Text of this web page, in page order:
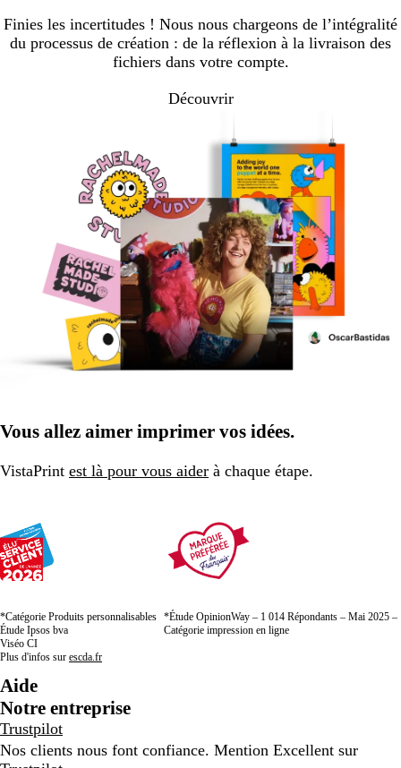
Finies les incertitudes ! Nous nous chargeons de l’intégralité
du processus de création : de la réflexion à la livraison des
fichiers dans votre compte.
Découvrir
Vous allez aimer imprimer vos idées.
VistaPrint est là pour vous aider à chaque étape.
*Catégorie Produits personnalisables
Étude Ipsos bva
Viséo CI
Plus d'infos sur escda.fr
*Étude OpinionWay – 1 014 Répondants – Mai 2025 –
Catégorie impression en ligne
Aide
Notre entreprise
Trustpilot
Nos clients nous font confiance. Mention Excellent sur